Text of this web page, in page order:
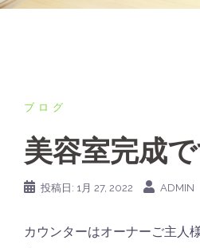
ブログ
美容室完成
投稿日: 1月 27, 2022 ADMIN
カウンターはオーナーご主人